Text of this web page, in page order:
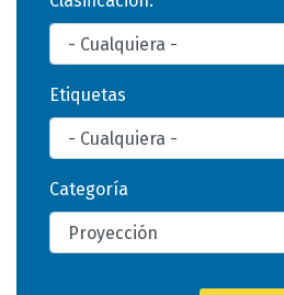
Etiquetas
Categoría